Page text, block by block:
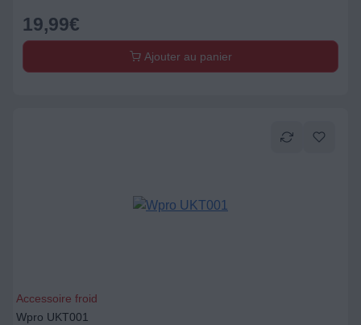
19,99€
Ajouter au panier
Accessoire froid
Wpro UKT001